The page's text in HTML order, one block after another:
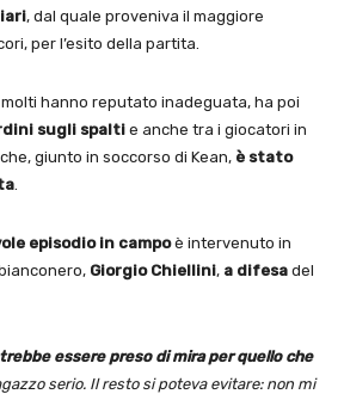
, dal quale proveniva il maggiore
per l’esito della partita.
molti hanno reputato inadeguata, ha poi
sugli spalti e anche tra i giocatori in
che, giunto in soccorso di Kean, è stato
episodio in campoè intervenuto in
Giorgio Chiellini, a difesa del
essere preso di mira per quello che
serio. Il resto si poteva evitare: non mi